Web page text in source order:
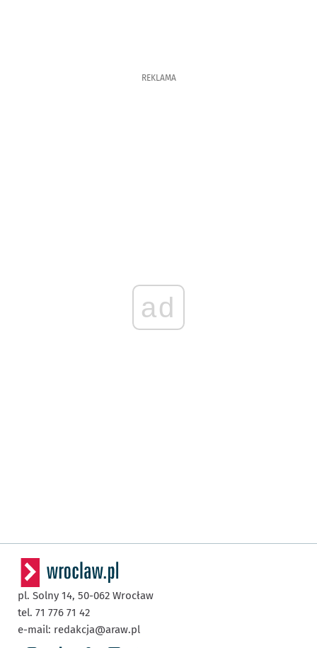
REKLAMA
ad
pl. Solny 14, 50-062 Wrocław
tel. 71 776 71 42
e-mail: redakcja@araw.pl